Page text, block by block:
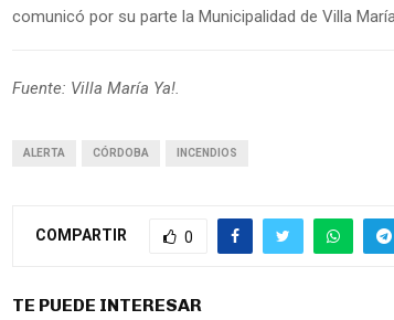
comunicó por su parte la Municipalidad de Villa
Fuente: Villa María Ya!.
ALERTA CÓRDOBA INCENDIOS
COMPARTIR 0
TE PUEDE INTERESAR